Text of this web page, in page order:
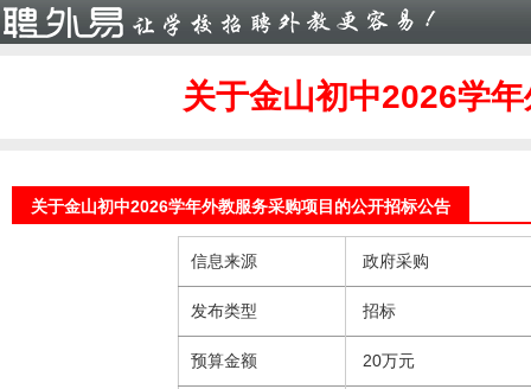
关于金山初中2026学
关于金山初中2026学年外教服务采购项目的公开招标公告
信息来源 政府采购
发布类型 招标
预算金额 20万元